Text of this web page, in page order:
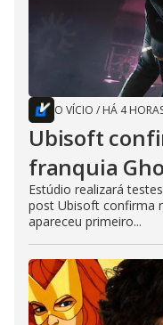
O VÍCIO / HÁ 4
Ubisoft
franquia
Estúdio realizará
post Ubisoft confirma
apareceu primeiro...